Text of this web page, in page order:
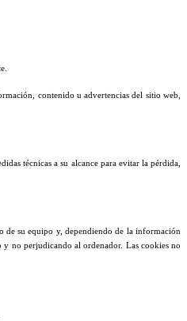
contenido u advertencias del sitio web,
técnicas a su alcance para evitar la pérdida,
de su equipo y, dependiendo de la información
no perjudicando al ordenador. Las cookies no